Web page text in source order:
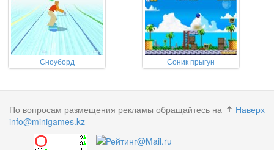
Сноуборд Соник прыгун
Наверх
По вопросам размещения рекламы обращайтесь на
info@minigames.kz